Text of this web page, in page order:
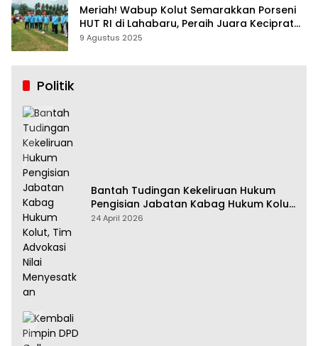
Meriah! Wabup Kolut Semarakkan Porseni
HUT RI di Lahabaru, Peraih Juara Keciprat
Uang Pembinaan
9 Agustus 2025
Politik
Bantah Tudingan Kekeliruan Hukum
Pengisian Jabatan Kabag Hukum Kolut,
Tim Advokasi Nilai Menyesatkan
24 April 2026